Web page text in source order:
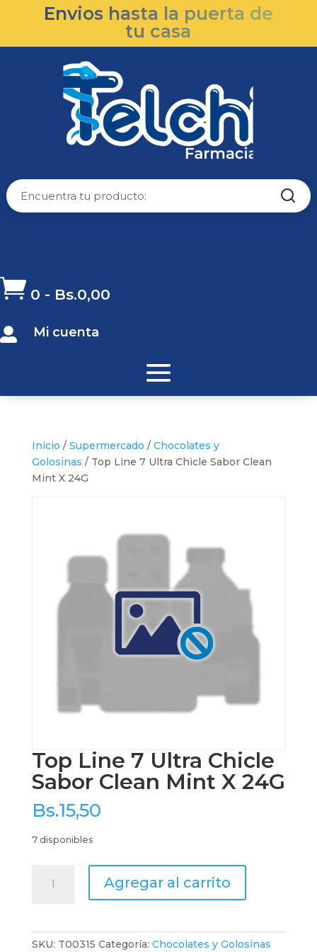
Envios hasta la puerta de
tu casa
 0 - Bs.0,00
 Mi cuenta
Inicio / Supermercado / Chocolates y
Golosinas / Top Line 7 Ultra Chicle Sabor Clean
Mint X 24G
Top Line 7 Ultra Chicle
Sabor Clean Mint X 24G
Bs.15,50
7 disponibles
Line
Agregar al carrito
SKU: T00315 Categoría: Chocolates y Golosinas